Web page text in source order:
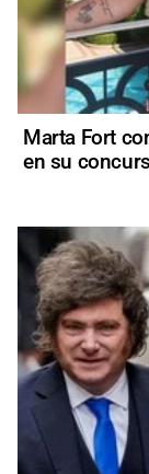
Marta Fort
en su